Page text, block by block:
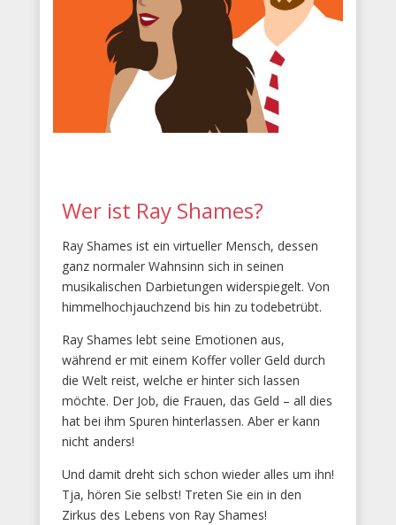
Wer ist Ray Shames?
Ray Shames ist ein virtueller Mensch, dessen
ganz normaler Wahnsinn sich in seinen
musikalischen Darbietungen widerspiegelt. Von
himmelhochjauchzend bis hin zu todebetrübt.
Ray Shames lebt seine Emotionen aus,
während er mit einem Koffer voller Geld durch
die Welt reist, welche er hinter sich lassen
möchte. Der Job, die Frauen, das Geld – all dies
hat bei ihm Spuren hinterlassen. Aber er kann
nicht anders!
Und damit dreht sich schon wieder alles um ihn!
Tja, hören Sie selbst! Treten Sie ein in den
Zirkus des Lebens von Ray Shames!